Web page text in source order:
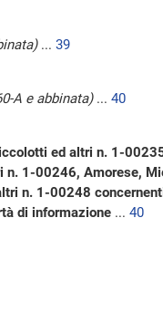
... 39
A e abbinata)... 40
ed altri n. 1-
1-00246, Amorese,
n. 1-00248
di informazione ... 40